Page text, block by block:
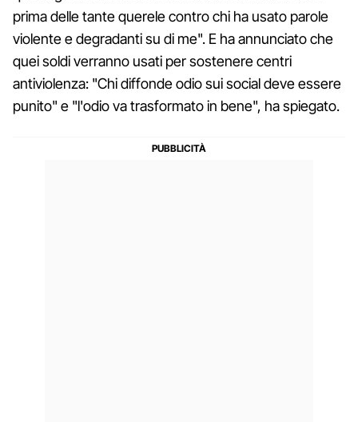
prima delle tante querele contro chi ha usato parole
violente e degradanti su di me". E ha annunciato che
quei soldi verranno usati per sostenere centri
antiviolenza: "Chi diffonde odio sui social deve essere
punito" e "l'odio va trasformato in bene", ha spiegato.